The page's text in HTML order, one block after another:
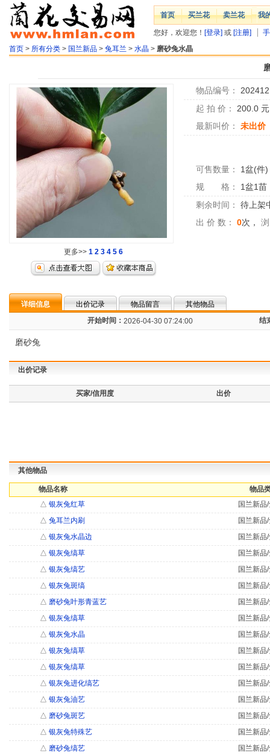
首页 买兰花 卖兰花 我
您好，欢迎您！ [登录] 或 [注册]
首页 > 所有分类 > 国兰新品 > 兔耳兰 > 水晶 > 磨砂兔水晶
更多>> 1 2 3 4 5 6
物品编号：
起 拍 价：
200.0
最新叫价：
未出价
可售数量： 1盆(件)
规 格：
1盆1苗
剩余时间：
待上架
出 价 数：
0次，
详细信息 出价记录 物品留言
其他物品
开始时间： 2026-04-30 07:24:00 结
磨砂兔
出价记录
买家/信用度 出价
其他物品
物品名称
物品
△ 银灰兔红草
国兰新品
△ 兔耳兰内刷
国兰新品
△ 银灰兔水晶边
国兰新品
△ 银灰兔缟草
国兰新品
△ 银灰兔缟艺
国兰新品
△ 银灰兔斑缟
国兰新品
△ 磨砂兔叶形青蓝艺
国兰新品
△ 银灰兔缟草
国兰新品
△ 银灰兔水晶
国兰新品
△ 银灰兔缟草
国兰新品
△ 银灰兔缟草
国兰新品
△ 银灰兔进化缟艺
国兰新品
△ 银灰兔油艺
国兰新品
△ 磨砂兔斑艺
国兰新品
△ 银灰兔特殊艺
国兰新品
△ 磨砂兔缟艺
国兰新品